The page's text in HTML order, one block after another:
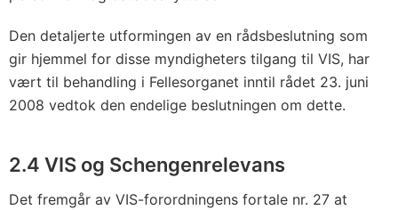
Den detaljerte utformingen av en rådsbeslutning som
gir hjemmel for disse myndigheters tilgang til VIS, har
vært til behandling i Fellesorganet inntil rådet 23. juni
2008 vedtok den endelige beslutningen om dette.
2.4 VIS og Schengenrelevans
Det fremgår av VIS-forordningens fortale nr. 27 at